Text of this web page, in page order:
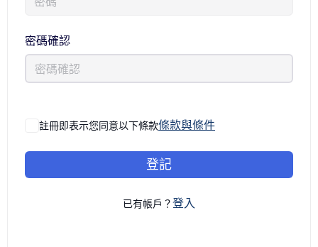
密碼確認
註冊即表示您同意以下條款條款與條件
登記
已有帳戶？登入